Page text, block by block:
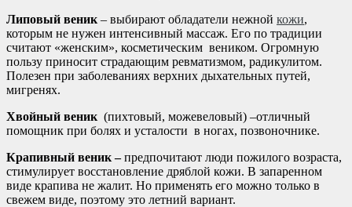
Липовый веник – выбирают обладатели нежной кожи,
которым не нужен интенсивный массаж. Его по традиции
считают «женским», косметическим веником. Огромную
пользу приносит страдающим ревматизмом, радикулитом.
Полезен при заболеваниях верхних дыхательных путей,
мигренях.
Хвойный веник (пихтовый, можевеловый) –отличный
помощник при болях и усталости в ногах, позвоночнике.
Крапивный веник –предпочитают люди пожилого возраста,
стимулирует восстановление дряблой кожи. В запаренном
виде крапива не жалит. Но применять его можно только в
свежем виде, поэтому это летний вариант.